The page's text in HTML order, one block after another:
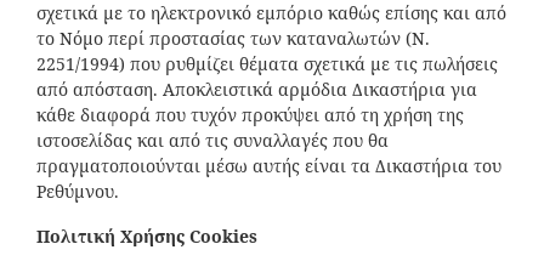
σχετικά με το ηλεκτρονικό εμπόριο καθώς επίσης και από
το Νόμο περί προστασίας των καταναλωτών (Ν.
2251/1994) που ρυθμίζει θέματα σχετικά με τις πωλήσεις
από απόσταση. Αποκλειστικά αρμόδια Δικαστήρια για
κάθε διαφορά που τυχόν προκύψει από τη χρήση της
ιστοσελίδας και από τις συναλλαγές που θα
πραγματοποιούνται μέσω αυτής είναι τα Δικαστήρια του
Ρεθύμνου.
Πολιτική Χρήσης Cookies